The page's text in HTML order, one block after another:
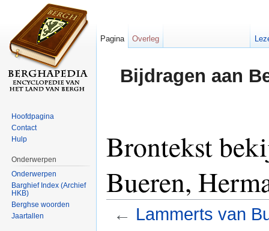
Bijdragen aan
Brontekst
Bueren,
← Lammerts van
Pagina Overleg
Hoofdpagina
Contact
Hulp
Onderwerpen
Onderwerpen
Barghief Index (Archief
HKB)
Berghse woorden
Jaartallen